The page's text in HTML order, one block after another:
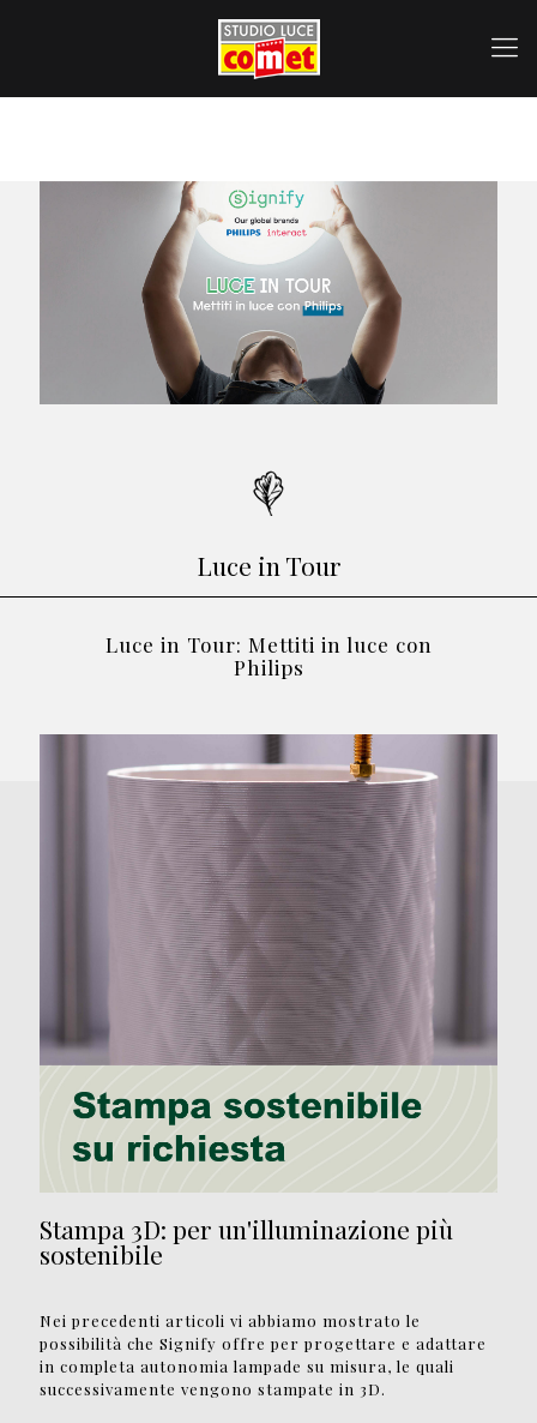
Luce in Tour
Luce in Tour: Mettiti in luce con
Philips
Stampa 3D: per un'illuminazione più
sostenibile
Nei precedenti articoli vi abbiamo mostrato le
possibilità che Signify offre per progettare e adattare
in completa autonomia lampade su misura, le quali
successivamente vengono stampate in 3D.